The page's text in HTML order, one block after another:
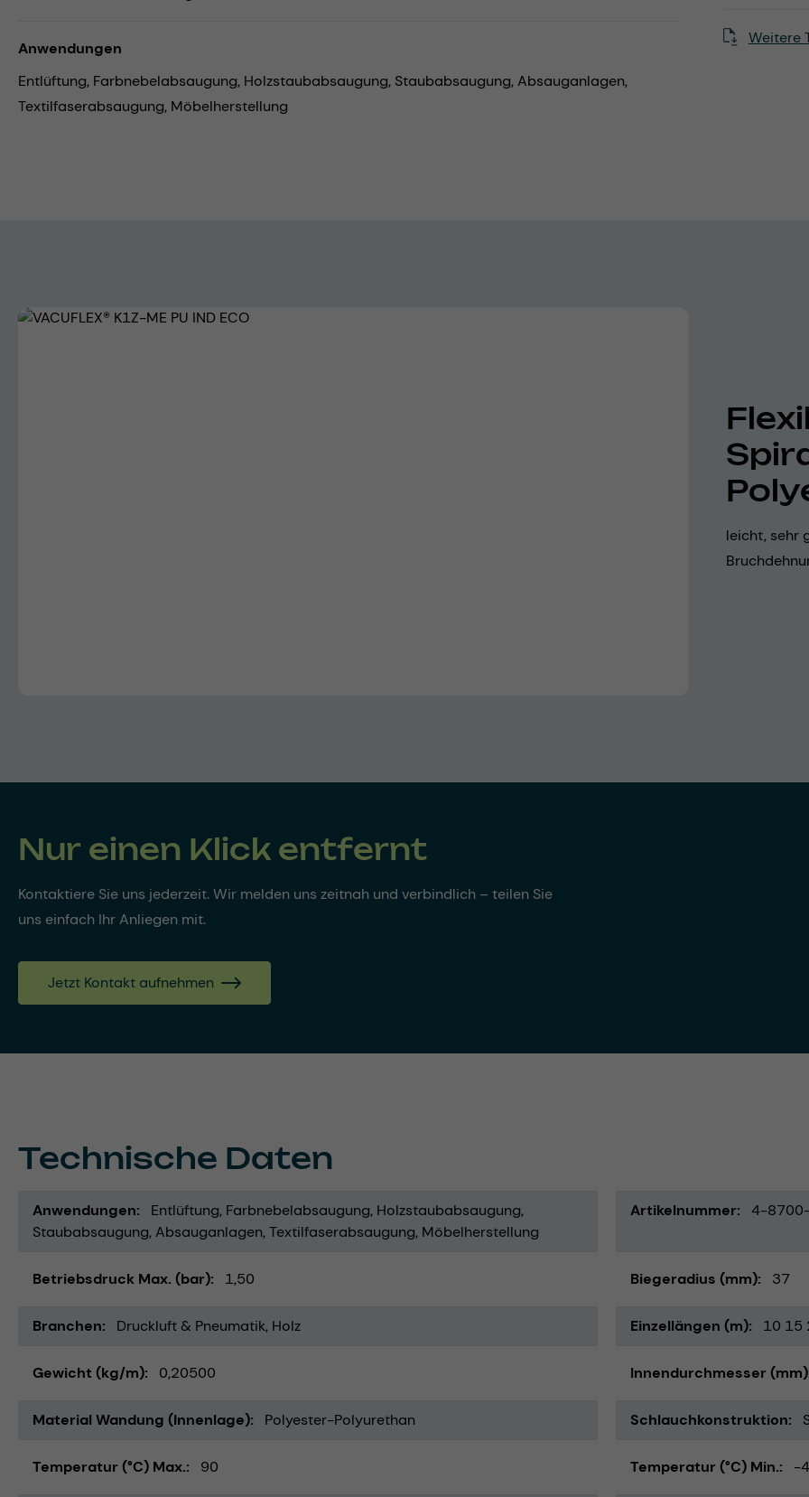
Weitere
Anwendungen
Entlüftung, Farbnebelabsaugung, Holzstaubabsaugung, Staubabsaugung,Absauganlagen,
Textilfaserabsaugung, Möbelherstellung
Bildergalerie überspringen
leicht, sehr
Nur einen Klick entfernt
Kontaktiere Sie uns jederzeit. Wir melden uns zeitnah und verbindlich – teilen Sie
uns einfach Ihr Anliegen mit.
Jetzt Kontakt aufnehmen
Technische Daten
Anwendungen Entlüftung Farbnebelabsaugung Holzstaubabsaugung
Staubabsaugung Absauganlagen Textilfaserabsaugung Möbelherstellung
Artikelnummer 4-
Betriebsdruck Max. (bar) 1,50 Biegeradius (mm) 37
Branchen Druckluft & Pneumatik Holz Einzellängen (m) 10 15
Gewicht (kg/m) 0,20500 Innendurchmesser (mm)
Material Wandung (Innenlage) Polyester-Polyurethan Schlauchkonstruktion
Temperatur (°C) Max. 90 Temperatur (°C) Min. -